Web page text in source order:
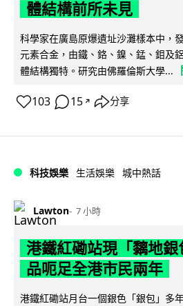
體結構前所未見
科學家在廣島原爆遺址沙灘樣本中，
元素合金，由鐵、鉻、鎳、錳、鉬及
體結構獨特。研究由佛羅倫斯大學...
103 15 ↗ 分享
科技娛樂 生活娛樂 城中熱話
Lawton 7 小時
港鐵紅磡站現「黐地
品呃足全港市民兩年
港鐵紅磡站月台一個銀色「銀包」多